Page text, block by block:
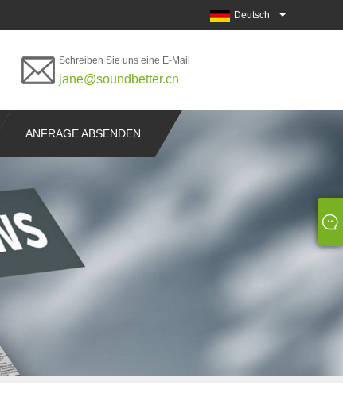
Deutsch
Schreiben Sie uns eine E-Mail
jane@soundbetter.cn
ANFRAGE ABSENDEN